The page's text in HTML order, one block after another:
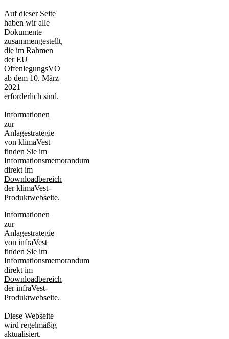
Auf dieser Seite
haben wir alle
Dokumente
zusammengestellt,
die im Rahmen
der EU
OffenlegungsVO
ab dem 10. März
2021
erforderlich sind.
Informationen
zur
Anlagestrategie
von klimaVest
finden Sie im
Informationsmemorandum
direkt im
Downloadbereich
der klimaVest-
Produktwebseite.
Informationen
zur
Anlagestrategie
von infraVest
finden Sie im
Informationsmemorandum
direkt im
Downloadbereich
der infraVest-
Produktwebseite.
Diese Webseite
wird regelmäßig
aktualisiert.